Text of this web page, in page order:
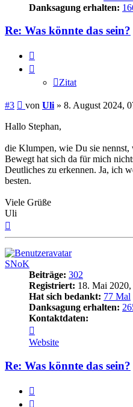
Danksagung erhalten:
Re: Was könnte das sein?
Zitat
#3 Beitrag
von Uli » 8. August 2024,
Hallo Stephan,
die Klumpen, wie Du sie nennst,
Bewegt hat sich da für mich
Deutliches zu erkennen. Ja, ich
besten.
Viele Grüße
Uli
SNoK
Beiträge: 302
Registriert: 18. Mai
Hat sich bedankt: 77 Mal
Danksagung erhalten:
Kontaktdaten:
von
SNoK
Website
Re: Was könnte das sein?